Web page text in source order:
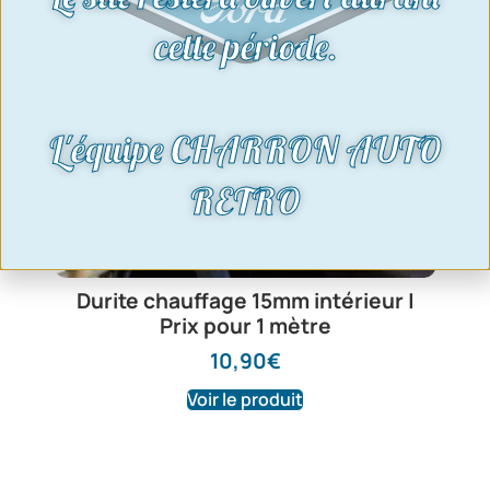
Durite chauffage 15mm intérieur |
Prix pour 1 mètre
10,90€
Voir le produit
cette période.
L'équipe CHARRON AUTO
RETRO